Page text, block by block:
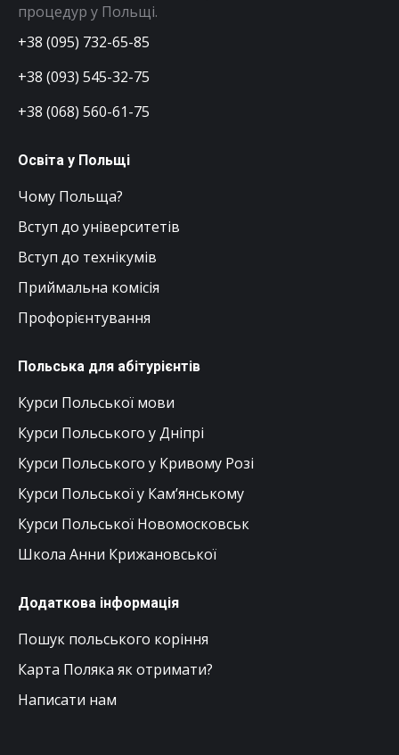
процедур у Польщі.
+38 (095) 732-65-85
+38 (093) 545-32-75
+38 (068) 560-61-75
Освіта у Польщі
Чому Польща?
Вступ до університетів
Вступ до технікумів
Приймальна комісія
Профорієнтування
Польська для абітурієнтів
Курси Польської мови
Курси Польського у Дніпрі
Курси Польського у Кривому Розі
Курси Польської у Кам’янському
Курси Польської Новомосковськ
Школа Анни Крижановської
Додаткова інформація
Пошук польського коріння
Карта Поляка як отримати?
Написати нам